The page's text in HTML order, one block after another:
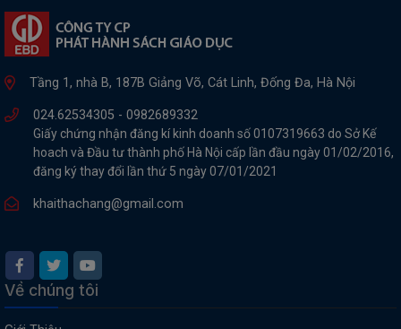
Tầng 1, nhà B, 187B Giảng Võ, Cát Linh, Đống Đa, Hà Nội
024.62534305 - 0982689332
Giấy chứng nhận đăng kí kinh doanh số 0107319663 do Sở Kế
hoach và Đầu tư thành phố Hà Nội cấp lần đầu ngày 01/02/2016,
đăng ký thay đổi lần thứ 5 ngày 07/01/2021
khaithachang@gmail.com
Về chúng tôi